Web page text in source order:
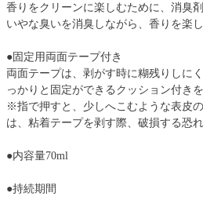
香りをクリーンに楽しむために、消臭
いやな臭いを消臭しながら、香りを楽
●固定用両面テープ付き
両面テープは、剥がす時に糊残りしに
っかりと固定ができるクッション付き
※指で押すと、少しへこむような表皮
は、粘着テープを剥す際、破損する恐れ
●内容量70ml
●持続期間